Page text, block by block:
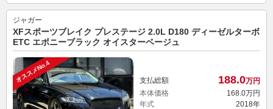
ジャガー
XFスポーツブレイク プレステージ 2.0L D180 ディーゼルターボ
ETC エボニーブラック オイスターベージュ
オススメNo.4 支払総額 188.0万円
本体価格
168. 0万円
年式
2018年